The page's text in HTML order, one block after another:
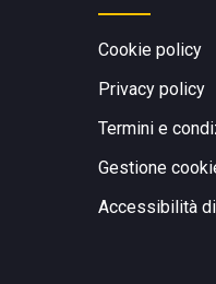
Cookie policy
Privacy policy
Termini e
Gestione
Accessibilità